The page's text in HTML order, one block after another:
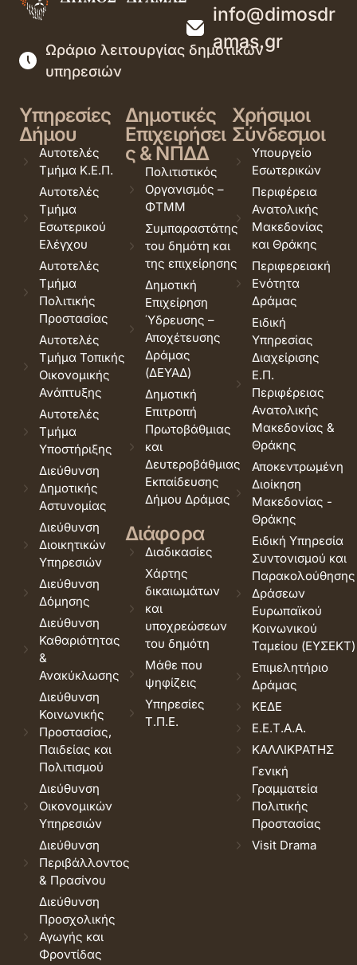
info@dimosdr
amas.gr
Ωράριο λειτουργίας δημοτικών
υπηρεσιών
Υπηρεσίες
Δήμου
Αυτοτελές
Τμήμα Κ.Ε.Π.
Αυτοτελές
Τμήμα
Εσωτερικού
Ελέγχου
Αυτοτελές
Τμήμα
Πολιτικής
Προστασίας
Αυτοτελές
Τμήμα Τοπικής
Οικονομικής
Ανάπτυξης
Αυτοτελές
Τμήμα
Υποστήριξης
Διεύθυνση
Δημοτικής
Αστυνομίας
Διεύθυνση
Διοικητικών
Υπηρεσιών
Διεύθυνση
Δόμησης
Διεύθυνση
Καθαριότητας
&
Ανακύκλωσης
Διεύθυνση
Κοινωνικής
Προστασίας,
Παιδείας και
Πολιτισμού
Διεύθυνση
Οικονομικών
Υπηρεσιών
Διεύθυνση
Περιβάλλοντος
& Πρασίνου
Διεύθυνση
Προσχολικής
Αγωγής και
Φροντίδας
Δημοτικές
Επιχειρήσει
ς & ΝΠΔΔ
Πολιτιστικός
Οργανισμός –
ΦΤΜΜ
Συμπαραστάτης
του δημότη και
της επιχείρησης
Δημοτική
Επιχείρηση
Ύδρευσης –
Αποχέτευσης
Δράμας
(ΔΕΥΑΔ)
Δημοτική
Επιτροπή
Πρωτοβάθμιας
και
Δευτεροβάθμιας
Εκπαίδευσης
Δήμου Δράμας
Διάφορα
Διαδικασίες
Χάρτης
δικαιωμάτων
και
υποχρεώσεων
του δημότη
Μάθε που
ψηφίζεις
Υπηρεσίες
Τ.Π.Ε.
Χρήσιμοι
Σύνδεσμοι
Υπουργείο
Εσωτερικών
Περιφέρεια
Ανατολικής
Μακεδονίας
και Θράκης
Περιφερειακή
Ενότητα
Δράμας
Ειδική
Υπηρεσίας
Διαχείρισης
Ε.Π.
Περιφέρειας
Ανατολικής
Μακεδονίας &
Θράκης
Αποκεντρωμένη
Διοίκηση
Μακεδονίας -
Θράκης
Ειδική Υπηρεσία
Συντονισμού και
Παρακολούθησης
Δράσεων
Ευρωπαϊκού
Κοινωνικού
Ταμείου (ΕΥΣΕΚΤ)
Επιμελητήριο
Δράμας
ΚΕΔΕ
Ε.Ε.Τ.Α.Α.
ΚΑΛΛΙΚΡΑΤΗΣ
Γενική
Γραμματεία
Πολιτικής
Προστασίας
Visit Drama